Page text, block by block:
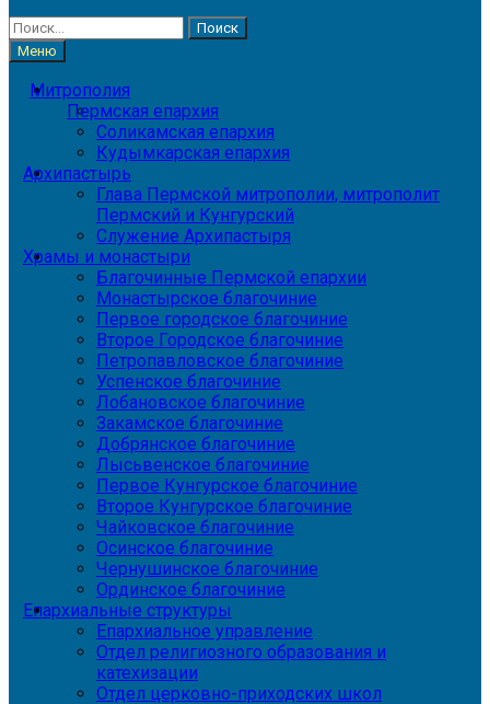
Найти:
Меню
Митрополия
Пермская епархия
Соликамская епархия
Кудымкарская епархия
Архипастырь
Глава Пермской митрополии, митрополит
Пермский и Кунгурский
Служение Архипастыря
Храмы и монастыри
Благочинные Пермской епархии
Монастырское благочиние
Первое городское благочиние
Второе Городское благочиние
Петропавловское благочиние
Успенское благочиние
Лобановское благочиние
Закамское благочиние
Добрянское благочиние
Лысьвенское благочиние
Первое Кунгурское благочиние
Второе Кунгурское благочиние
Чайковское благочиние
Осинское благочиние
Чернушинское благочиние
Ординское благочиние
Епархиальные структуры
Епархиальное управление
Отдел религиозного образования и
катехизации
Отдел церковно-приходских школ